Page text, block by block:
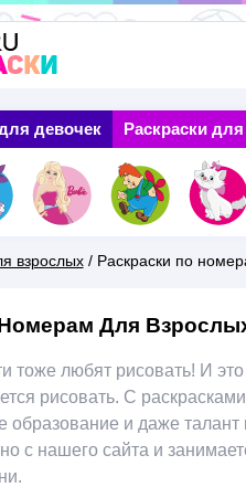
девочек Раскраски
взрослых / Раскраски по
Для
тоже любят рисовать! И
рисовать. С
образование и даже
с нашего сайта и